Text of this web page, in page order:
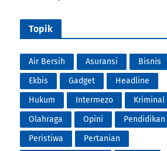
Topik
Air Bersih Asuransi
Bisnis
Ekbis
Gadget
Headline
Hukum
Intermezo
Kriminal
Olahraga
Opini
Pendidikan
Peristiwa
Pertanian